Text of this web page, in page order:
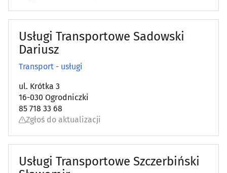
Usługi Transportowe Sadowski
Dariusz
Transport - usługi
ul. Krótka 3
16-030 Ogrodniczki
85 718 33 68
Zgłoś do aktualizacji
Usługi Transportowe Szczerbiński